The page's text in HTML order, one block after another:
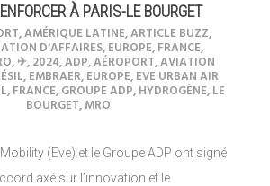
À PARIS-LE BOURGET
,AMÉRIQUE LATINE,ARTICLE BUZZ,
D'AFFAIRES,EUROPE,FRANCE,
,✈︎,2024,ADP,AÉROPORT,AVIATION
,EMBRAER,EUROPE,EVE URBAN AIR
,FRANCE,GROUPE ADP,HYDROGÈNE,LE
BOURGET,MRO
(Eve) et le Groupe ADP ont signé
axé sur l’innovation et le